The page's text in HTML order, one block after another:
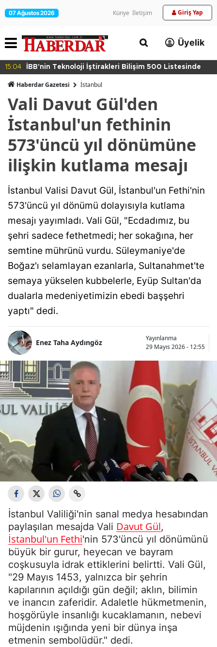
07 Ağustos 2026 Künye İletişim Giriş Yap
Üyelik
15:04 İBB'nin Teknoloji İştirakleri Bilişim 500 Listesinde
Haberdar Gazetesi İ̇stanbul
Vali Davut Gül'den
İstanbul'un fethinin
573'üncü yıl dönümüne
ilişkin kutlama mesajı
İstanbul Valisi Davut Gül, İstanbul'un Fethi'nin
573'üncü yıl dönümü dolayısıyla kutlama
mesajı yayımladı. Vali Gül, "Ecdadımız, bu
şehri sadece fethetmedi; her sokağına, her
semtine mührünü vurdu. Süleymaniye'de
Boğaz'ı selamlayan ezanlarla, Sultanahmet'te
semaya yükselen kubbelerle, Eyüp Sultan'da
dualarla medeniyetimizin ebedi başşehri
yaptı" dedi.
Enez Taha Aydıngöz
Yayınlanma
29 Mayıs 2026 - 12:55
İstanbul Valiliği'nin sanal medya hesabından
paylaşılan mesajda Vali Davut Gül,
İstanbul'un Fethi'nin 573'üncü yıl dönümünü
büyük bir gurur, heyecan ve bayram
coşkusuyla idrak ettiklerini belirtti. Vali Gül,
"29 Mayıs 1453, yalnızca bir şehrin
kapılarının açıldığı gün değil; aklın, bilimin
ve inancın zaferidir. Adaletle hükmetmenin,
hoşgörüyle insanlığı kucaklamanın, nebevi
müjdenin ışığında yeni bir dünya inşa
etmenin sembolüdür." dedi.